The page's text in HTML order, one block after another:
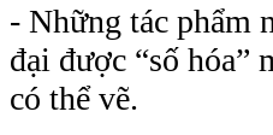
- Những tác phẩm
đại được “số hóa”
có thể vẽ.